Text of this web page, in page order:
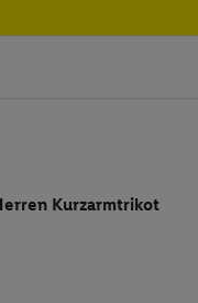
Kurzarmtrikot